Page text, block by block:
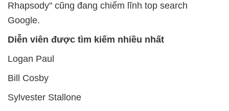
Rhapsody" cũng đang chiếm lĩnh top search
Google.
Diễn viên được tìm kiếm nhiều nhất
Logan Paul
Bill Cosby
Sylvester Stallone